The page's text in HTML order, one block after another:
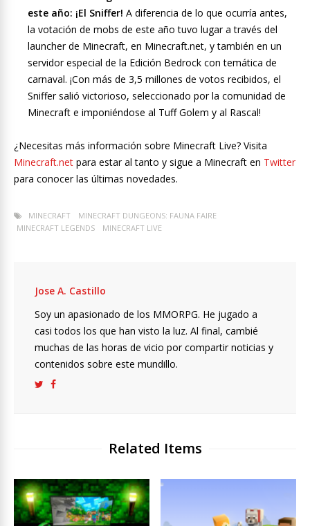
este año: ¡El Sniffer! A diferencia de lo que ocurría antes,
la votación de mobs de este año tuvo lugar a través del
launcher de Minecraft, en Minecraft.net, y también en un
servidor especial de la Edición Bedrock con temática de
carnaval. ¡Con más de 3,5 millones de votos recibidos, el
Sniffer salió victorioso, seleccionado por la comunidad de
Minecraft e imponiéndose al Tuff Golem y al Rascal!
¿Necesitas más información sobre Minecraft Live? Visita
Minecraft.net para estar al tanto y sigue a Minecraft en Twitter
para conocer las últimas novedades.
MINECRAFT
MINECRAFT DUNGEONS: FAUNA FAIRE
MINECRAFT LEGENDS
MINECRAFT LIVE
Jose A. Castillo
Soy un apasionado de los MMORPG. He jugado a
casi todos los que han visto la luz. Al final, cambié
muchas de las horas de vicio por compartir noticias y
contenidos sobre este mundillo.
Related Items